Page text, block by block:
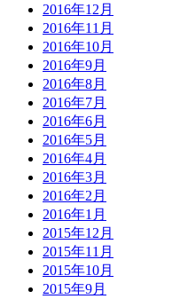
2016年12月
2016年11月
2016年10月
2016年9月
2016年8月
2016年7月
2016年6月
2016年5月
2016年4月
2016年3月
2016年2月
2016年1月
2015年12月
2015年11月
2015年10月
2015年9月